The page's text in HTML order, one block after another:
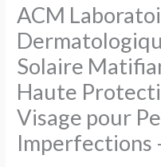
ACM
Solaire
Haute
Visage pour
Imperfections
SPF
50+
–
Très
Haute
Protection
UVA/UVB